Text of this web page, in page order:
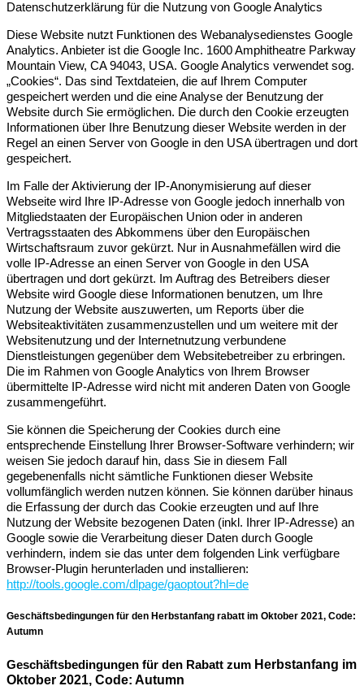
Datenschutzerklärung für die Nutzung von Google Analytics
Diese Website nutzt Funktionen des Webanalysedienstes Google
Analytics. Anbieter ist die Google Inc. 1600 Amphitheatre Parkway
Mountain View, CA 94043, USA. Google Analytics verwendet sog.
„Cookies“. Das sind Textdateien, die auf Ihrem Computer
gespeichert werden und die eine Analyse der Benutzung der
Website durch Sie ermöglichen. Die durch den Cookie erzeugten
Informationen über Ihre Benutzung dieser Website werden in der
Regel an einen Server von Google in den USA übertragen und dort
gespeichert.
Im Falle der Aktivierung der IP-Anonymisierung auf dieser
Webseite wird Ihre IP-Adresse von Google jedoch innerhalb von
Mitgliedstaaten der Europäischen Union oder in anderen
Vertragsstaaten des Abkommens über den Europäischen
Wirtschaftsraum zuvor gekürzt. Nur in Ausnahmefällen wird die
volle IP-Adresse an einen Server von Google in den USA
übertragen und dort gekürzt. Im Auftrag des Betreibers dieser
Website wird Google diese Informationen benutzen, um Ihre
Nutzung der Website auszuwerten, um Reports über die
Websiteaktivitäten zusammenzustellen und um weitere mit der
Websitenutzung und der Internetnutzung verbundene
Dienstleistungen gegenüber dem Websitebetreiber zu erbringen.
Die im Rahmen von Google Analytics von Ihrem Browser
übermittelte IP-Adresse wird nicht mit anderen Daten von Google
zusammengeführt.
Sie können die Speicherung der Cookies durch eine
entsprechende Einstellung Ihrer Browser-Software verhindern; wir
weisen Sie jedoch darauf hin, dass Sie in diesem Fall
gegebenenfalls nicht sämtliche Funktionen dieser Website
vollumfänglich werden nutzen können. Sie können darüber hinaus
die Erfassung der durch das Cookie erzeugten und auf Ihre
Nutzung der Website bezogenen Daten (inkl. Ihrer IP-Adresse) an
Google sowie die Verarbeitung dieser Daten durch Google
verhindern, indem sie das unter dem folgenden Link verfügbare
Browser-Plugin herunterladen und installieren:
http://tools.google.com/dlpage/gaoptout?hl=de
Geschäftsbedingungen für den Herbstanfang rabatt im Oktober 2021, Code:
Autumn
Geschäftsbedingungen für den Rabatt zum Herbstanfang im
Oktober 2021, Code: Autumn